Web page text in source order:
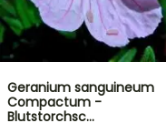
Geranium sanguineum
Compactum -
Blutstorchsc…